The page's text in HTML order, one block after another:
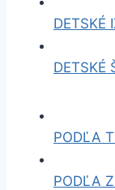
DETSKÉ
DETSKÉ
PODĽA
PODĽA